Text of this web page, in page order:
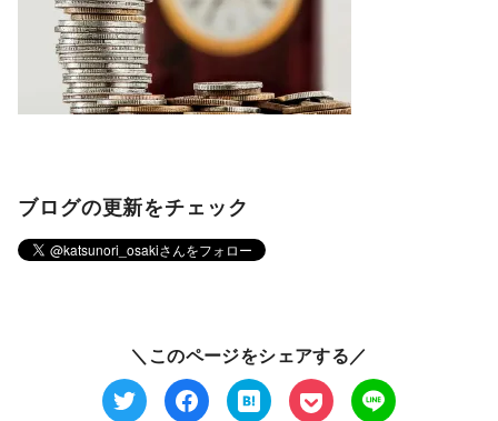
ブログの更新をチェック
＼このページをシェアする／